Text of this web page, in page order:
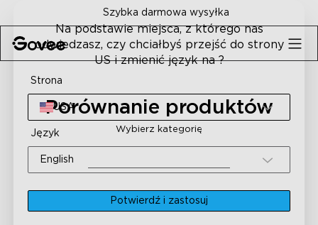
Szybka darmowa wysyłka
Porównanie produktów
Wybierz kategorię
Na podstawie miejsca, z którego nas
odwiedzasz, czy chciałbyś przejść do strony
US i zmienić język na ?
Strona
USA
Język
English
Potwierdź i zastosuj